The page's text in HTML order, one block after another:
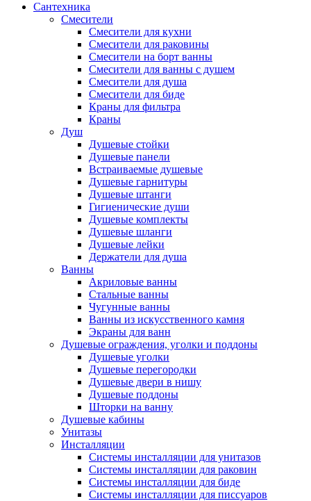
Сантехника
Смесители
Смесители для кухни
Смесители для раковины
Смесители на борт ванны
Смесители для ванны с душем
Смесители для душа
Смесители для биде
Краны для фильтра
Краны
Душ
Душевые стойки
Душевые панели
Встраиваемые душевые
Душевые гарнитуры
Душевые штанги
Гигиенические души
Душевые комплекты
Душевые шланги
Душевые лейки
Держатели для душа
Ванны
Акриловые ванны
Стальные ванны
Чугунные ванны
Ванны из искусственного камня
Экраны для ванн
Душевые ограждения, уголки и поддоны
Душевые уголки
Душевые перегородки
Душевые двери в нишу
Душевые поддоны
Шторки на ванну
Душевые кабины
Унитазы
Инсталляции
Системы инсталляции для унитазов
Системы инсталляции для раковин
Системы инсталляции для биде
Системы инсталляции для писсуаров